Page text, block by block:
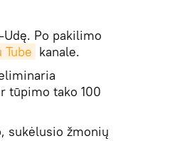
Po pakilimo
Tube kanale.
tūpimo tako 100
sukėlusio žmonių